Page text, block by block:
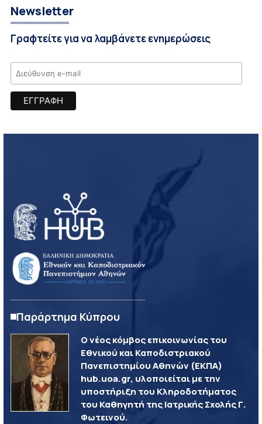
Newsletter
Γραφτείτε για να λαμβάνετε ενημερώσεις
Παράρτημα Κύπρου
Ο νέος κόμβος επικοινωνίας του
Εθνικού και Καποδιστριακού
Πανεπιστημίου Αθηνών (ΕΚΠΑ)
hub.uoa.gr, υλοποιείται με την
υποστήριξη του Κληροδοτήματος
του Καθηγητή της Ιατρικής Σχολής Γ.
Φωτεινού.